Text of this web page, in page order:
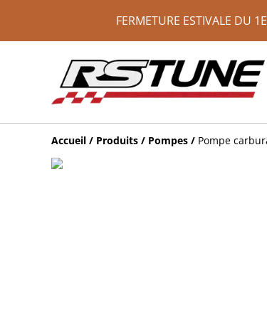
FERMETURE ESTIVALE DU
Accueil / Produits / Pompes / Pompe